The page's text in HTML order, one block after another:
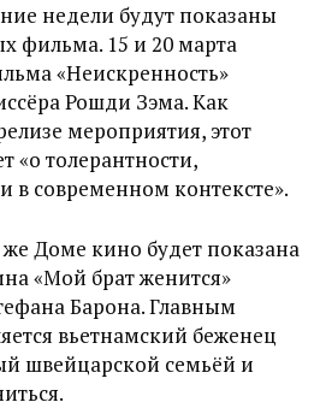
недели будут показаны
фильма. 15 и 20 марта
«Неискренность»
Рошди Зэма. Как
мероприятия, этот
«о толерантности,
в современном контексте».
же Доме кино будет показана
«Мой брат женится»
Барона. Главным
вьетнамский беженец
швейцарской семьёй и